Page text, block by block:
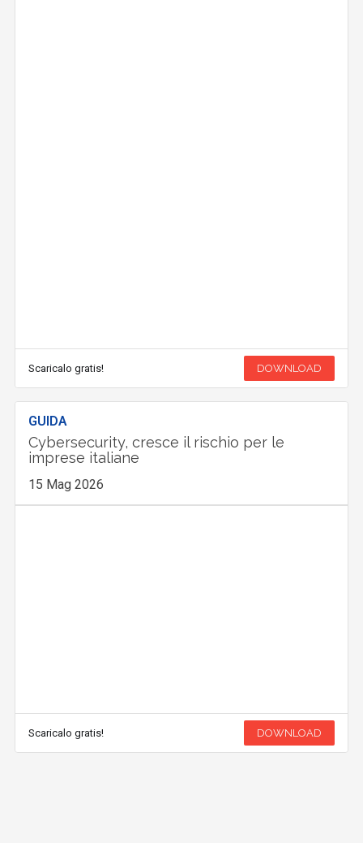
Scaricalo gratis! DOWNLOAD
GUIDA
Cybersecurity, cresce il rischio per le
imprese italiane
15 Mag 2026
Scaricalo gratis! DOWNLOAD